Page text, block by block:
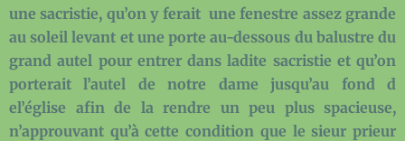
une sacristie, qu’on y ferait une fenestre assez grande
au soleil levant et une porte au-dessous du balustre du
grand autel pour entrer dans ladite sacristie et qu’on
porterait l’autel de notre dame jusqu’au fond d
el’église afin de la rendre un peu plus spacieuse,
n’approuvant qu’à cette condition que le sieur prieur